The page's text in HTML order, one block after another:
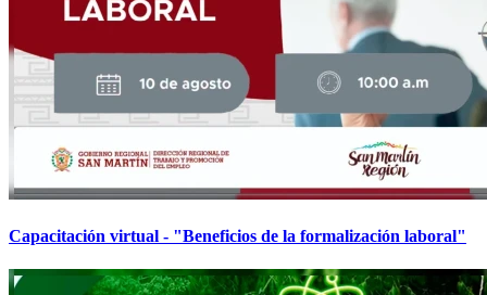
Capacitación virtual - "Beneficios de la formalización laboral"